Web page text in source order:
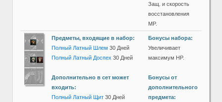
Защ. и скорость
восстановления
MP.
Предметы, входящие в набор:
Полный Латный Шлем 30 Дней
Полный Латный Доспех 30 Дней
Дополнительно в сет может
входить:
Полный Латный Щит 30 Дней
Бонусы набора:
Увеличивает
максимум HP.
Бонусы от
дополнительного
предмета: